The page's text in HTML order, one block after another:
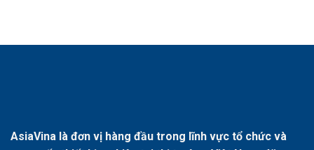
AsiaVina là đơn vị hàng đầu trong lĩnh vực tổ chức và